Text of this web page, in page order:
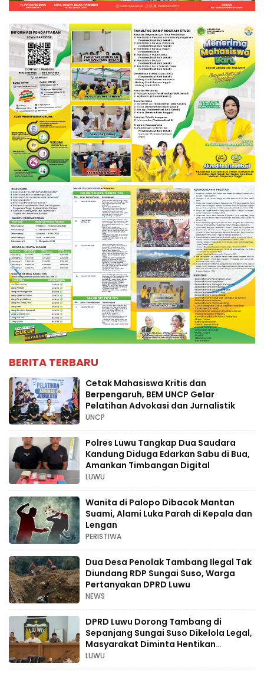
BERITA TERBARU
Cetak Mahasiswa Kritis dan
Berpengaruh, BEM UNCP Gelar
Pelatihan Advokasi dan Jurnalistik
UNCP
Polres Luwu Tangkap Dua Saudara
Kandung Diduga Edarkan Sabu di Bua,
Amankan Timbangan Digital
LUWU
Wanita di Palopo Dibacok Mantan
Suami, Alami Luka Parah di Kepala dan
Lengan
PERISTIWA
Dua Desa Penolak Tambang Ilegal Tak
Diundang RDP Sungai Suso, Warga
Pertanyakan DPRD Luwu
NEWS
DPRD Luwu Dorong Tambang di
Sepanjang Sungai Suso Dikelola Legal,
Masyarakat Diminta Hentikan
Aktivitas Ilegal
LUWU